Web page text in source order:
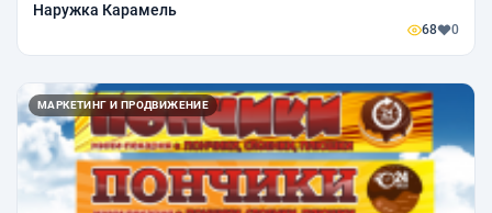
Наружка Карамель
68 0
МАРКЕТИНГ И ПРОДВИЖЕНИЕ